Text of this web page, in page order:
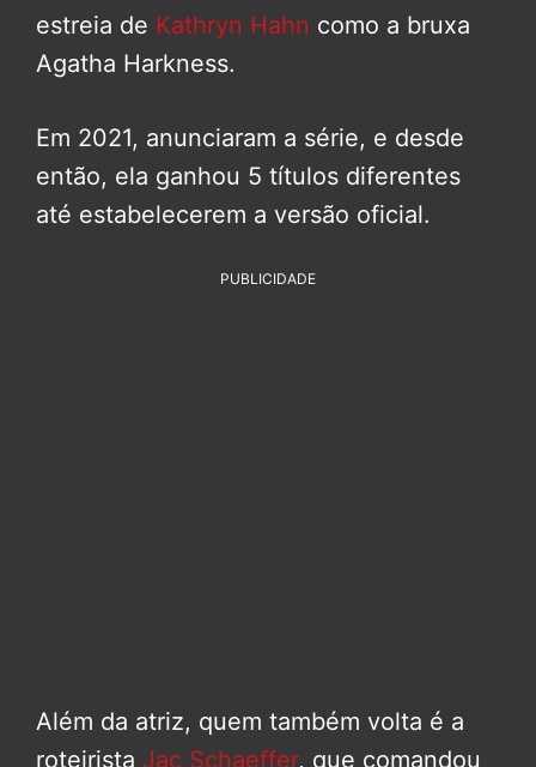
estreia de Kathryn Hahn como a bruxa
Agatha Harkness.
Em 2021, anunciaram a série, e desde
então, ela ganhou 5 títulos diferentes
até estabelecerem a versão oficial.
PUBLICIDADE
Além da atriz, quem também volta é a
roteirista Jac Schaeffer, que comandou